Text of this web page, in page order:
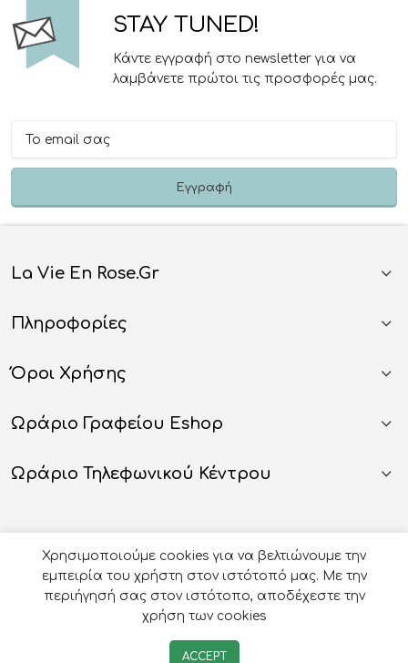
STAY TUNED!
Κάντε εγγραφή στο newsletter για να
λαμβάνετε πρώτοι τις προσφορές μας.
La Vie En Rose.gr
Πληροφορίες
Όροι Χρήσης
Ωράριο Γραφείου Eshop
Ωράριο Τηλεφωνικού Κέντρου
Οργάνωση Γάμου Βάπτισης - La Vie en Rose
Χρησιμοποιούμε cookies για να βελτιώνουμε την
εμπειρία του χρήστη στον ιστότοπό μας. Με την
περιήγησή σας στον ιστότοπο, αποδέχεστε την
χρήση των cookies
ACCEPT